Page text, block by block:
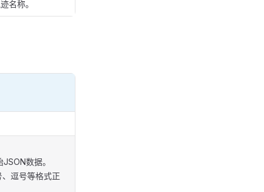
名称。
数据。
逗号等格式正